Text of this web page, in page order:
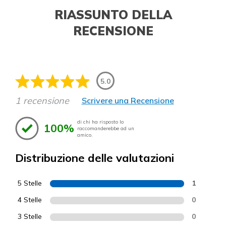
RIASSUNTO DELLA
RECENSIONE
5.0
1 recensione Scrivere una Recensione
100% di chi ha risposto lo
raccomanderebbe ad un
amico.
Distribuzione delle valutazioni
5 Stelle 1
4 Stelle 0
3 Stelle 0